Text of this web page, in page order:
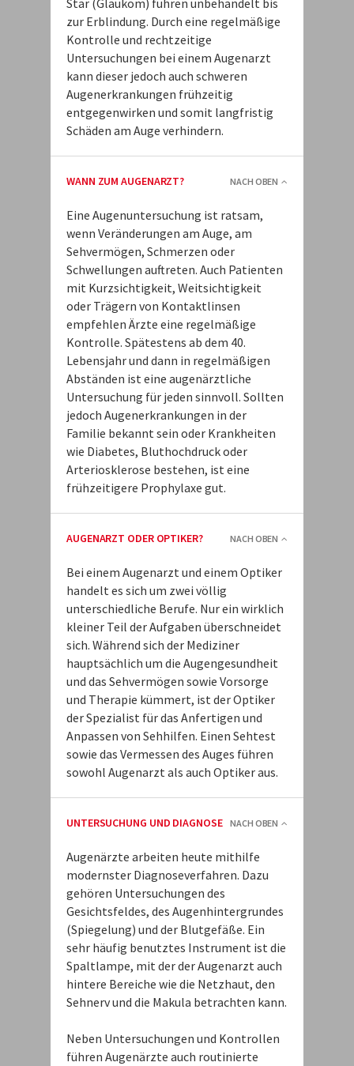
Star (Glaukom) führen unbehandelt bis
zur Erblindung. Durch eine regelmäßige
Kontrolle und rechtzeitige
Untersuchungen bei einem Augenarzt
kann dieser jedoch auch schweren
Augenerkrankungen frühzeitig
entgegenwirken und somit langfristig
Schäden am Auge verhindern.
WANN ZUM AUGENARZT? NACH OBEN
Eine Augenuntersuchung ist ratsam,
wenn Veränderungen am Auge, am
Sehvermögen, Schmerzen oder
Schwellungen auftreten. Auch Patienten
mit Kurzsichtigkeit, Weitsichtigkeit
oder Trägern von Kontaktlinsen
empfehlen Ärzte eine regelmäßige
Kontrolle. Spätestens ab dem 40.
Lebensjahr und dann in regelmäßigen
Abständen ist eine augenärztliche
Untersuchung für jeden sinnvoll. Sollten
jedoch Augenerkrankungen in der
Familie bekannt sein oder Krankheiten
wie Diabetes, Bluthochdruck oder
Arteriosklerose bestehen, ist eine
frühzeitigere Prophylaxe gut.
AUGENARZT ODER OPTIKER? NACH OBEN
Bei einem Augenarzt und einem Optiker
handelt es sich um zwei völlig
unterschiedliche Berufe. Nur ein wirklich
kleiner Teil der Aufgaben überschneidet
sich. Während sich der Mediziner
hauptsächlich um die Augengesundheit
und das Sehvermögen sowie Vorsorge
und Therapie kümmert, ist der Optiker
der Spezialist für das Anfertigen und
Anpassen von Sehhilfen. Einen Sehtest
sowie das Vermessen des Auges führen
sowohl Augenarzt als auch Optiker aus.
UNTERSUCHUNG UND DIAGNOSE NACH OBEN
Augenärzte arbeiten heute mithilfe
modernster Diagnoseverfahren. Dazu
gehören Untersuchungen des
Gesichtsfeldes, des Augenhintergrundes
(Spiegelung) und der Blutgefäße. Ein
sehr häufig benutztes Instrument ist die
Spaltlampe, mit der der Augenarzt auch
hintere Bereiche wie die Netzhaut, den
Sehnerv und die Makula betrachten kann.
Neben Untersuchungen und Kontrollen
führen Augenärzte auch routinierte